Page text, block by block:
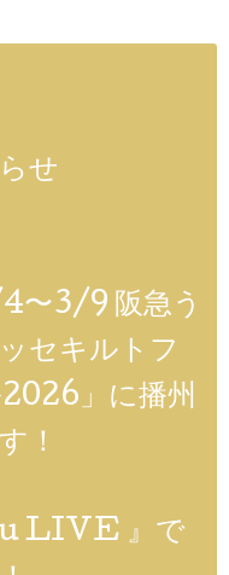
せ
4〜3/9 阪急う
セキルトフ
」に播州
！
LIVE 』で